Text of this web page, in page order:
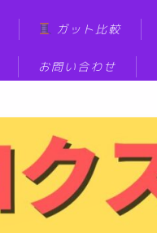
ガット比較
お問い合わせ